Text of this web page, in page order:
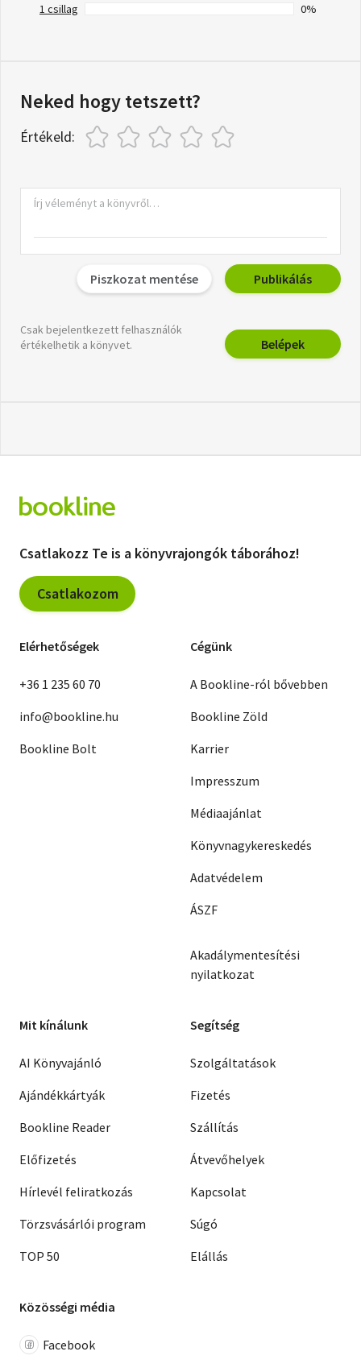
1 csillag
0%
Neked hogy tetszett?
Értékeld:
Piszkozat mentése Publikálás
Csak bejelentkezett felhasználók
értékelhetik a könyvet.
Belépek
Csatlakozz Te is a könyvrajongók táborához!
Csatlakozom
Elérhetőségek
+36 1 235 60 70
info@bookline.hu
Bookline Bolt
Cégünk
A Bookline-ról bővebben
Bookline Zöld
Karrier
Impresszum
Médiaajánlat
Könyvnagykereskedés
Adatvédelem
ÁSZF
Akadálymentesítési
nyilatkozat
Mit kínálunk
AI Könyvajánló
Ajándékkártyák
Bookline Reader
Előfizetés
Hírlevél feliratkozás
Törzsvásárlói program
TOP 50
Segítség
Szolgáltatások
Fizetés
Szállítás
Átvevőhelyek
Kapcsolat
Súgó
Elállás
Közösségi média
Facebook